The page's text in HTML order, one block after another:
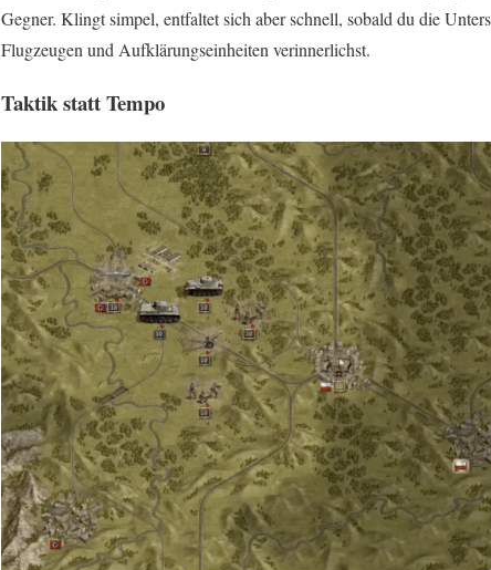
Gegner. Klingt simpel, entfaltet sich aber schnell, sobald du die
Flugzeugen und Aufklärungseinheiten verinnerlichst.
Taktik statt Tempo